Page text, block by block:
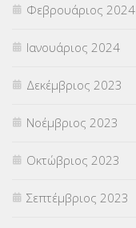
Φεβρουάριος 2024
Ιανουάριος 2024
Δεκέμβριος 2023
Νοέμβριος 2023
Οκτώβριος 2023
Σεπτέμβριος 2023